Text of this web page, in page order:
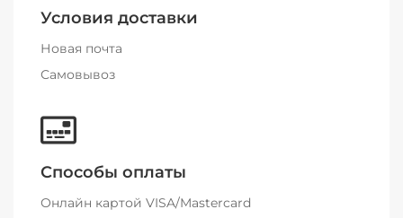
Условия доставки
Новая почта
Самовывоз
Способы оплаты
Онлайн картой VISA/Mastercard